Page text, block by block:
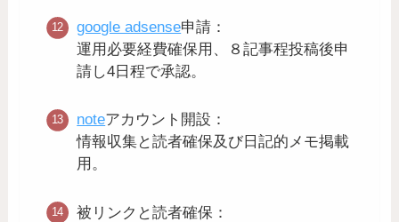
google adsense申請：
運用必要経費確保用、８記事程投稿後申
請し4日程で承認。
noteアカウント開設：
情報収集と読者確保及び日記的メモ掲載
用。
被リンクと読者確保：